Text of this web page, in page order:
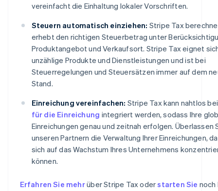
vereinfacht die Einhaltung lokaler Vorschriften.
Steuern automatisch einziehen: Stripe Tax
erhebt den richtigen Steuerbetrag unter
Produktangebot und Verkaufsort. Stripe Tax eignet
unzählige Produkte und Dienstleistungen und ist bei
Steuerregelungen und Steuersätzen immer auf dem
Stand.
Einreichung vereinfachen: Stripe Tax kann nahtlos
für die Einreichung integriert werden, sodass Ihre
Einreichungen genau und zeitnah erfolgen. Überlassen
unseren Partnern die Verwaltung Ihrer Einreichungen,
sich auf das Wachstum Ihres Unternehmens
können.
Erfahren Sie mehrüber Stripe Tax oderstarten Sie noch